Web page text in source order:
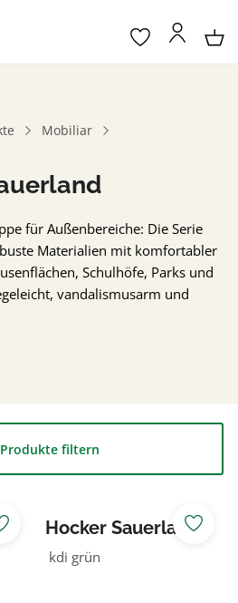
Mobiliar
für Außenbereiche: Die Serie
Materialien mit komfortabler
Schulhöfe, Parks und
vandalismusarm und
Produkte filtern
Hocker Sauerland
0.50 m lang
kdi grün